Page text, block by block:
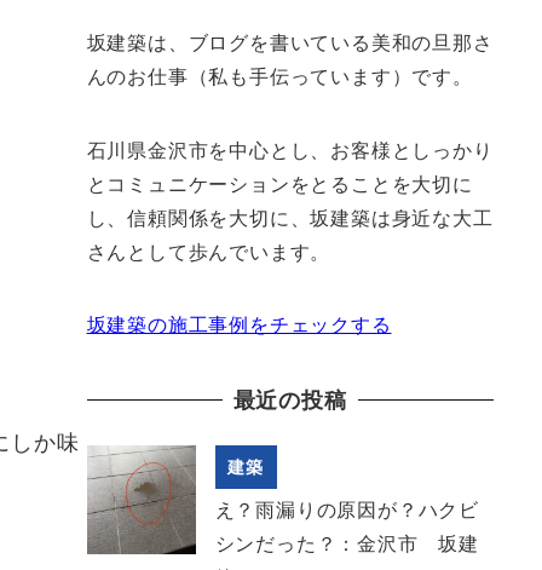
しか味
坂建築は、ブログを書いている美和の旦那さ
んのお仕事（私も手伝っています）です。
石川県金沢市を中心とし、お客様としっかり
とコミュニケーションをとることを大切に
し、信頼関係を大切に、坂建築は身近な大工
さんとして歩んでいます。
坂建築の施工事例をチェックする
最近の投稿
建築
え？雨漏りの原因が？ハクビ
シンだった？：金沢市 坂建